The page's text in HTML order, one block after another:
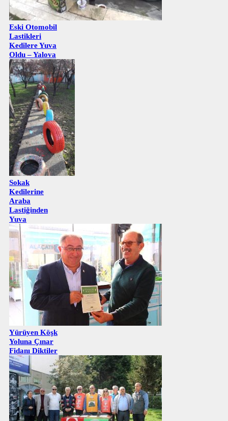
Eski Otomobil
Lastikleri
Kedilere Yuva
Oldu – Yalova
Sokak
Kedilerine
Araba
Lastiğinden
Yuva
Yürüyen Köşk
Yoluna Çınar
Fidanı Diktiler